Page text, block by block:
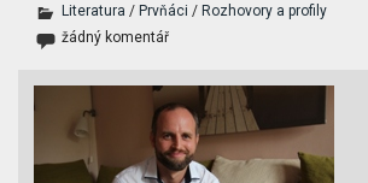
Literatura / Prvňáci / Rozhovory a profily
žádný komentář